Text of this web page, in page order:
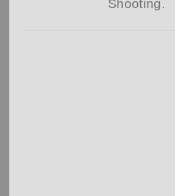
Shooting.